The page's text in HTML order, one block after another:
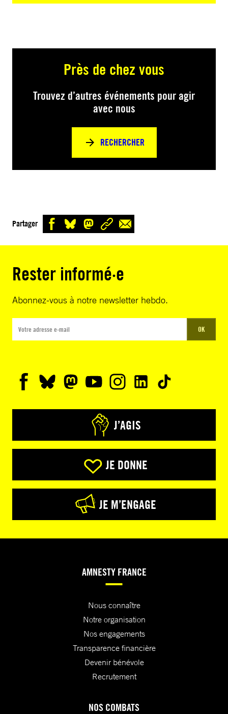
Près de chez vous
Trouvez d’autres événements pour agir
avec nous
RECHERCHER
Partager
Rester informé·e
Abonnez-vous à notre newsletter hebdo.
OK
J’AGIS
JE DONNE
JE M’ENGAGE
AMNESTY FRANCE
Nous connaître
Notre organisation
Nos engagements
Transparence financière
Devenir bénévole
Recrutement
NOS COMBATS